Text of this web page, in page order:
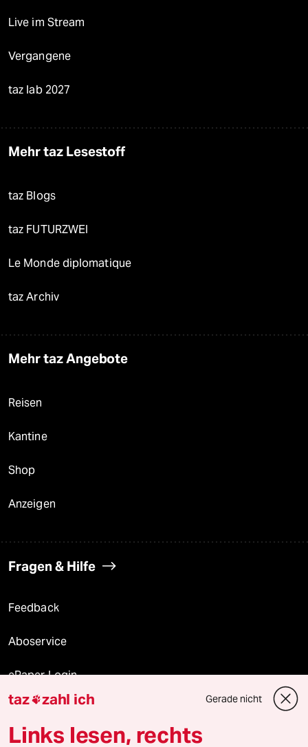
Live im Stream
Vergangene
taz lab 2027
Mehr taz Lesestoff
taz Blogs
taz FUTURZWEI
Le Monde diplomatique
taz Archiv
Mehr taz Angebote
Reisen
Kantine
Shop
Anzeigen
Fragen & Hilfe
Feedback
Aboservice
ePaper Login
Downloads für Abonnierende
taz zahl ich Gerade nicht
Links lesen, rechts